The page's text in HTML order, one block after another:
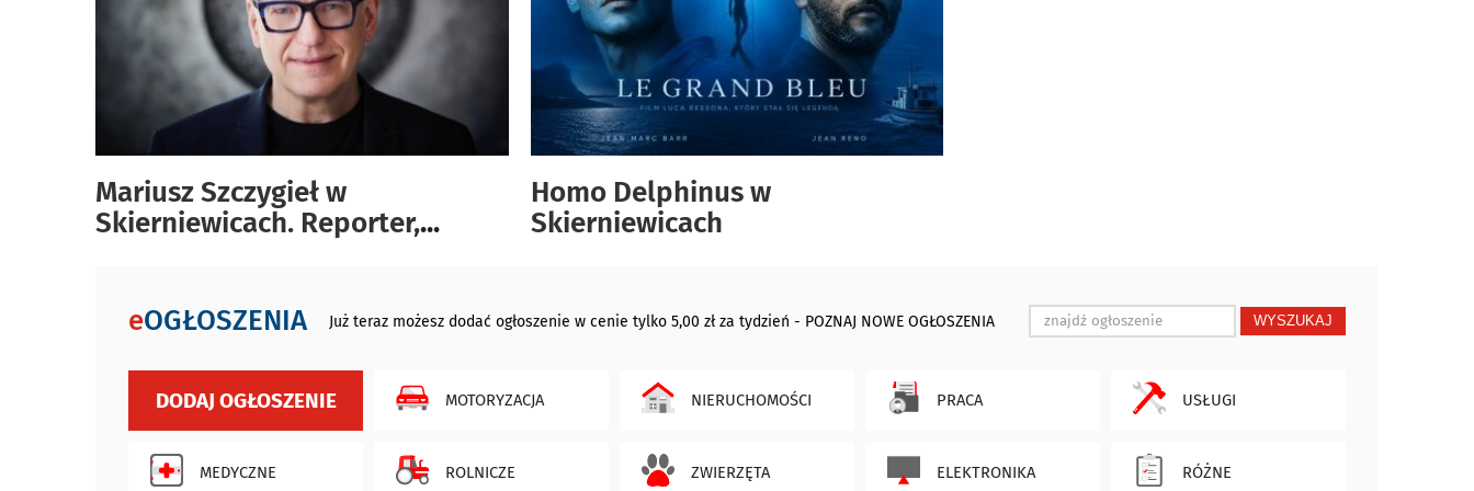
Mariusz Szczygieł w
Skierniewicach. Reporter,...
Homo Delphinus w
Skierniewicach
eOGŁOSZENIA Już teraz możesz dodać ogłoszenie w cenie tylko 5,00 zł za tydzień - POZNAJ NOWE OGŁOSZENIA WYSZUKAJ
DODAJ OGŁOSZENIE MOTORYZACJA NIERUCHOMOŚCI PRACA USŁUGI
MEDYCZNE ROLNICZE ZWIERZĘTA ELEKTRONIKA RÓŻNE